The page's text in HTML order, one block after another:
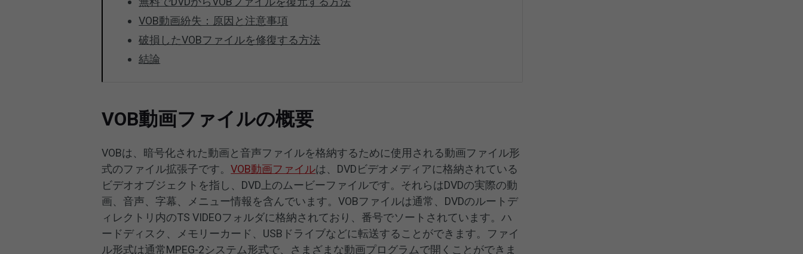
VOB動画紛失：原因と注意事項
破損したVOBファイルを修復する方法
結論
VOB動画ファイルの概要
VOBは、暗号化された動画と音声ファイルを格納するために使用される動画ファイル形
式のファイル拡張子です。VOB動画ファイルは、DVDビデオメディアに格納されている
ビデオオブジェクトを指し、DVD上のムービーファイルです。それらはDVDの実際の動
画、音声、字幕、メニュー情報を含んでいます。VOBファイルは通常、DVDのルートデ
ィレクトリ内のTS VIDEOフォルダに格納されており、番号でソートされています。ハ
ードディスク、メモリーカード、USBドライブなどに転送することができます。ファイ
ル形式は通常MPEG-2システム形式で、さまざまな動画プログラムで開くことができま